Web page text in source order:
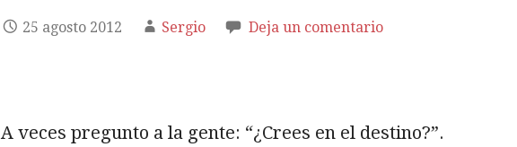
25 agosto 2012 Sergio Deja un comentario
A veces pregunto a la gente: “¿Crees en el destino?”.